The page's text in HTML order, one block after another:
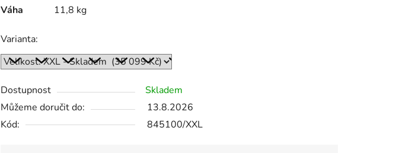
Váha 11,8 kg
Varianta:
Dostupnost
Skladem
Můžeme doručit do:
13.8.2026
Kód:
845100/XXL